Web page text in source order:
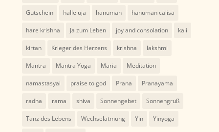
Gutschein halleluja hanuman hanumān cālisā
hare krishna Ja zum Leben joy and consolation kali
kirtan Krieger des Herzens krishna lakshmi
Mantra Mantra Yoga Maria Meditation
namastasyai praise to god Prana Pranayama
radha rama shiva Sonnengebet Sonnengruß
Tanz des Lebens Wechselatmung Yin Yinyoga